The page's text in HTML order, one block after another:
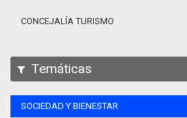
CONCEJALÍA TURISMO
Temáticas
SOCIEDAD Y BIENESTAR